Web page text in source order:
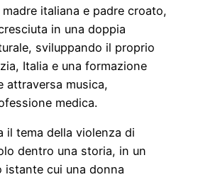
italiana e padre croato,
in una doppia
sviluppando il proprio
Italia e una formazione
attraversa musica,
medica.
il tema della violenza di
dentro una storia, in un
istante cui una donna